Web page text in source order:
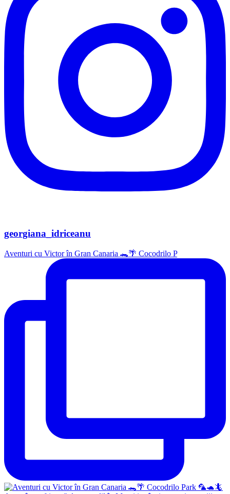
georgiana_idriceanu
Aventuri cu Victor în Gran Canaria 🐊🌴 Cocodrilo P